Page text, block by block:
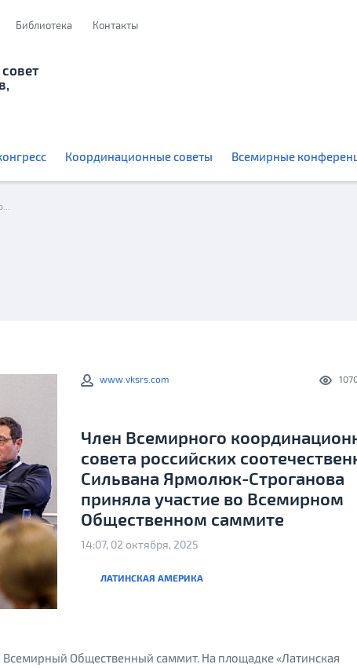
Библиотека Контакты
Координационные советы Всемирные
www.vksrs.com
Член Всемирного
совета российских
Сильвана Ярмолюк-Строганова
приняла участие во Всемирном
Общественном саммите
14:07, 02 октября, 2025
ЛАТИНСКАЯ АМЕРИКА
Всемирный Общественный саммит. На площадке «Латинская